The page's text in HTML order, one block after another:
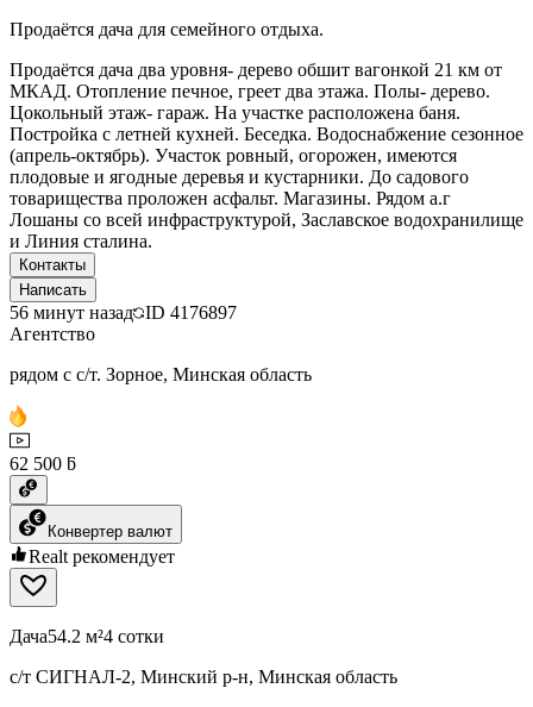
Продаётся дача для семейного отдыха.
Продаётся дача два уровня- дерево обшит вагонкой 21 км от
МКАД. Отопление печное, греет два этажа. Полы- дерево.
Цокольный этаж- гараж. На участке расположена баня.
Постройка с летней кухней. Беседка. Водоснабжение сезонное
(апрель-октябрь). Участок ровный, огорожен, имеются
плодовые и ягодные деревья и кустарники. До садового
товарищества проложен асфальт. Магазины. Рядом а.г
Лошаны со всей инфраструктурой, Заславское водохранилище
и Линия сталина.
Контакты
Написать
56 минут назад ID 4176897
Агентство
рядом с с/т. Зорное, Минская область
62 500 ƃ
Конвертер валют
Realt рекомендует
Дача54.2 м²4 сотки
с/т СИГНАЛ-2, Минский р-н, Минская область